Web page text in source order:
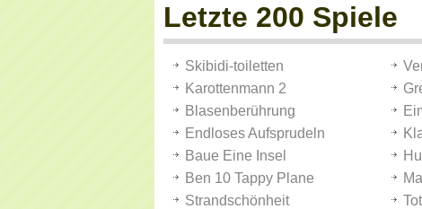
Letzte 200 Spiele
Skibidi-toiletten
Karottenmann 2
Blasenberührung
Endloses Aufsprudeln
Baue Eine Insel
Ben 10 Tappy Plane
Strandschönheit